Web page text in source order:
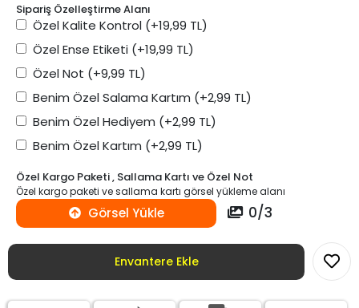
Sipariş Özelleştirme Alanı
Özel Kalite Kontrol (+19,99 TL)
Özel Ense Etiketi (+19,99 TL)
Özel Not (+9,99 TL)
Benim Özel Salama Kartım (+2,99 TL)
Benim Özel Hediyem (+2,99 TL)
Benim Özel Kartım (+2,99 TL)
Özel Kargo Paketi , Sallama Kartı ve Özel Not
Özel kargo paketi ve sallama kartı görsel yükleme alanı
Görsel Yükle 0/3
Envantere Ekle